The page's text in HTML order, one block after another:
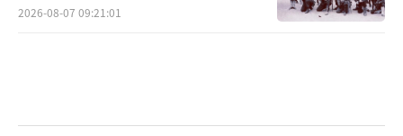
2026-08-07 09:21:01